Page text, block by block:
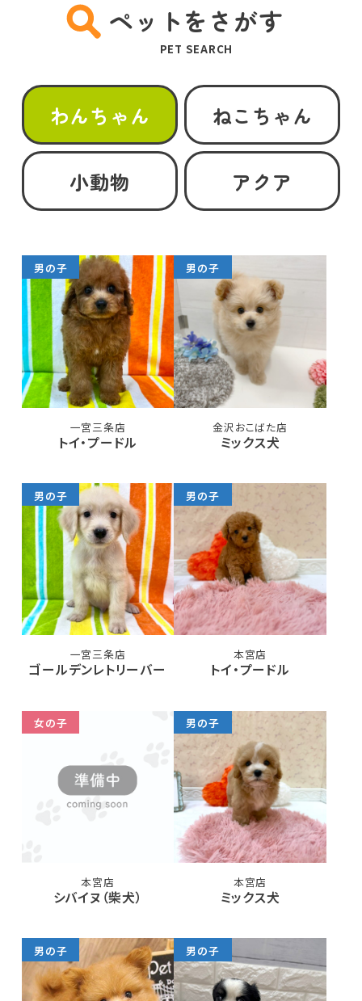
ペットをさがす
PET SEARCH
わんちゃん ねこちゃん
小動物 アクア
男の子
一宮三条店
トイ・プードル
男の子
金沢おこばた店
ミックス犬
男の子
一宮三条店
ゴールデンレトリーバー
男の子
本宮店
トイ・プードル
女の子
本宮店
シバイヌ（柴犬）
男の子
本宮店
ミックス犬
男の子 男の子